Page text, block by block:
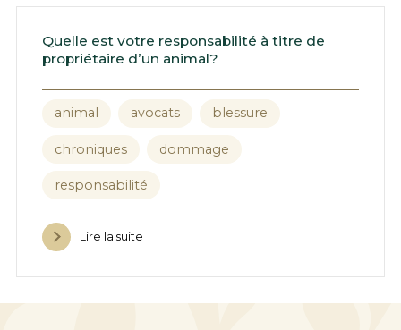
Quelle est votre responsabilité à titre de
propriétaire d’un animal?
animal avocats blessure
chroniques dommage
responsabilité
Lire la suite